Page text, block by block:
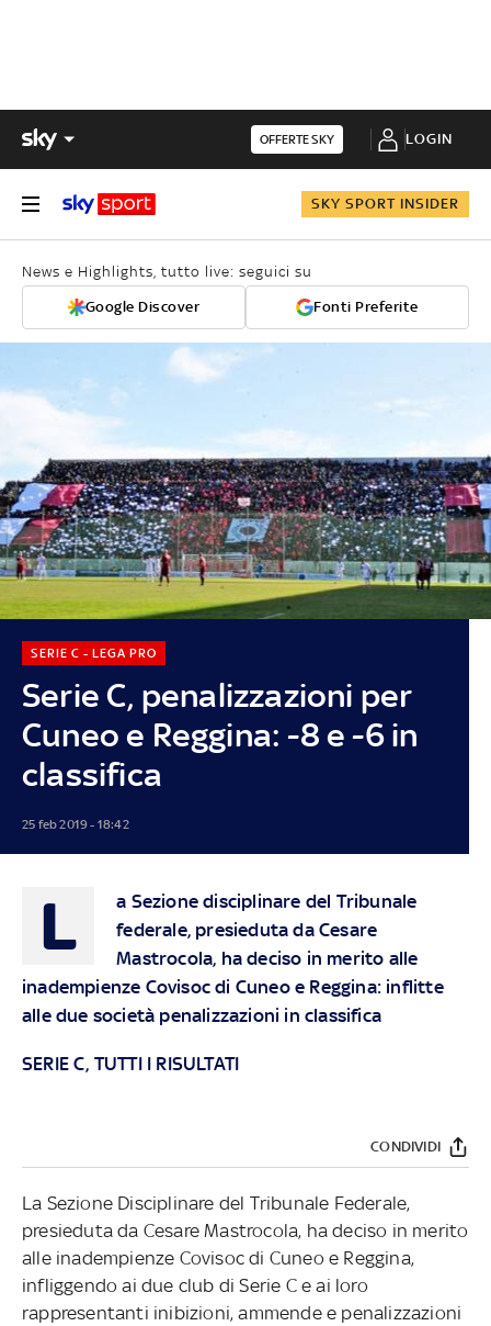
OFFERTE SKY LOGIN
SKY SPORT INSIDER
News e Highlights, tutto live: seguici su
Google Discover Fonti Preferite
Serie C, penalizzazioni per
Cuneo e Reggina: -8 e -6 in
classifica
SERIE C - LEGA PRO
25 feb 2019 - 18:42
L
a Sezione disciplinare del Tribunale
federale, presieduta da Cesare
Mastrocola, ha deciso in merito alle
inadempienze Covisoc di Cuneo e Reggina: inflitte
alle due società penalizzazioni in classifica
SERIE C, TUTTI I RISULTATI
CONDIVIDI
La Sezione Disciplinare del Tribunale Federale,
presieduta da Cesare Mastrocola, ha deciso in merito
alle inadempienze Covisoc di Cuneo e Reggina,
infliggendo ai due club di Serie C e ai loro
rappresentanti inibizioni, ammende e penalizzazioni